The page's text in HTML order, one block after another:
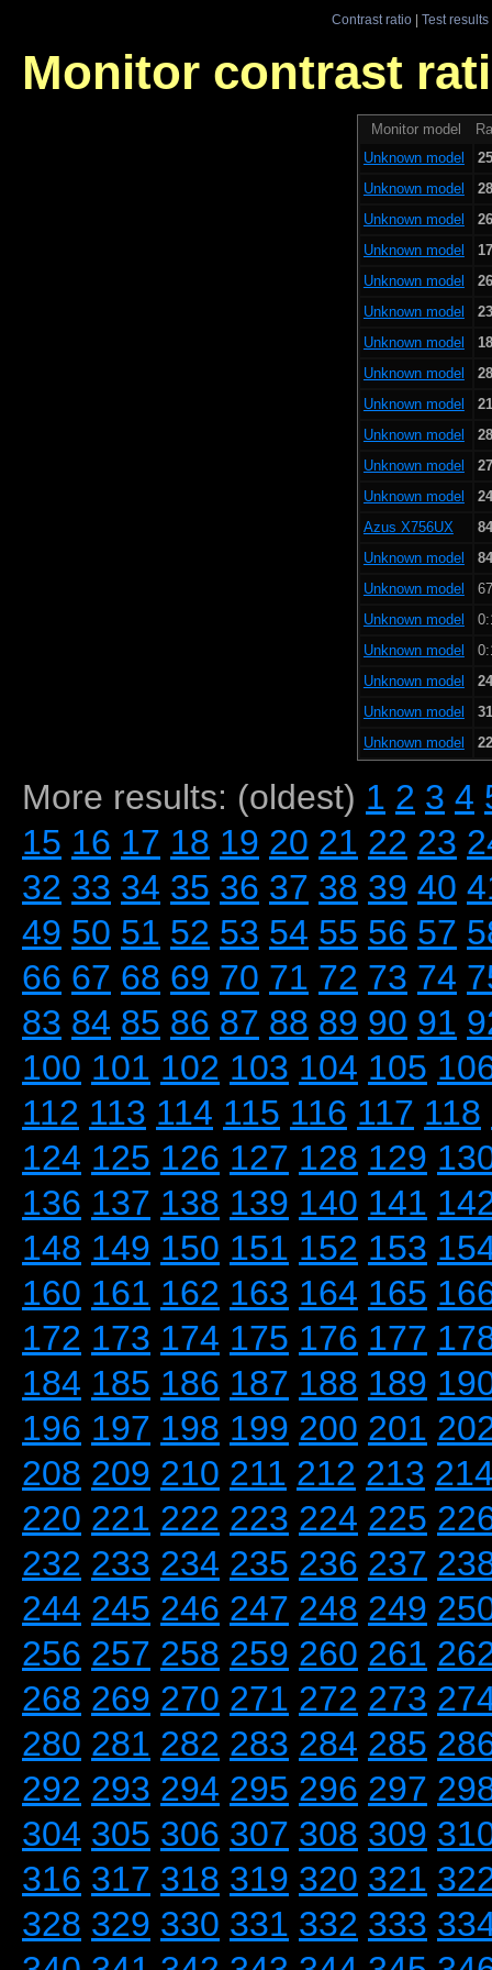
Contrast ratio| Test results
Monitor contrast
Monitor model
Unknown model
Unknown model
Unknown model
Unknown model
Unknown model
Unknown model
Unknown model
Unknown model
Unknown model
Unknown model
Unknown model
Unknown model
Azus X756UX
Unknown model
Unknown model
Unknown model
Unknown model
Unknown model
Unknown model
Unknown model
More results: (oldest) 1 2 3 4
15 16 17 18 19 20 21 22 23
32 33 34 35 36 37 38 39 40
49 50 51 52 53 54 55 56 57
66 67 68 69 70 71 72 73 74
83 84 85 86 87 88 89 90 91
100 101 102 103 104 105
112 113 114 115 116 117 118
124 125 126 127 128 129
136 137 138 139 140 141
148 149 150 151 152 153
160 161 162 163 164 165
172 173 174 175 176 177
184 185 186 187 188 189
196 197 198 199 200 201
208 209 210 211 212 213
220 221 222 223 224 225
232 233 234 235 236 237
244 245 246 247 248 249
256 257 258 259 260 261
268 269 270 271 272 273
280 281 282 283 284 285
292 293 294 295 296 297
304 305 306 307 308 309
316 317 318 319 320 321
328 329 330 331 332 333